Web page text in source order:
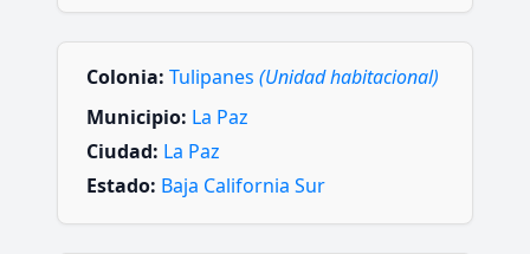
Colonia: Tulipanes (Unidad habitacional)
Municipio: La Paz
Ciudad: La Paz
Estado: Baja California Sur